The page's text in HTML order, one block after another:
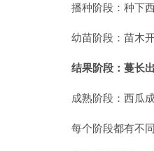
播种阶段：种下
幼苗阶段：苗木
结果阶段：蔓长
成熟阶段：西瓜
每个阶段都有不